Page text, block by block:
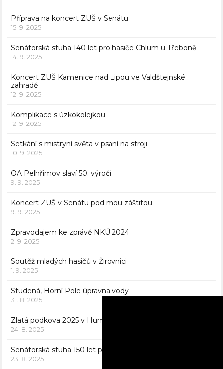
Příprava na koncert ZUŠ v Senátu
15. 9. 2025
Senátorská stuha 140 let pro hasiče Chlum u Třeboně
14. 9. 2025
Koncert ZUŠ Kamenice nad Lipou ve Valdštejnské
zahradě
12. 9. 2025
Komplikace s úzkokolejkou
12. 9. 2025
Setkání s mistryní světa v psaní na stroji
10. 9. 2025
OA Pelhřimov slaví 50. výročí
9. 9. 2025
Koncert ZUŠ v Senátu pod mou záštitou
9. 9. 2025
Zpravodajem ke zprávě NKÚ 2024
2. 9. 2025
Soutěž mladých hasičů v Žirovnici
1. 9. 2025
Studená, Horní Pole úpravna vody
31. 8. 2025
Zlatá podkova 2025 v Humpolci
24. 8. 2025
Senátorská stuha 150 let pro hasiče v Kamenici nad Lipou
23. 8. 2025